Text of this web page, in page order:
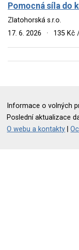
Pomocná síla do
Zlatohorská s.r.o.
17. 6. 2026
· 135 Kč
Informace o volných
Poslední aktualizace
O webu a kontakty |